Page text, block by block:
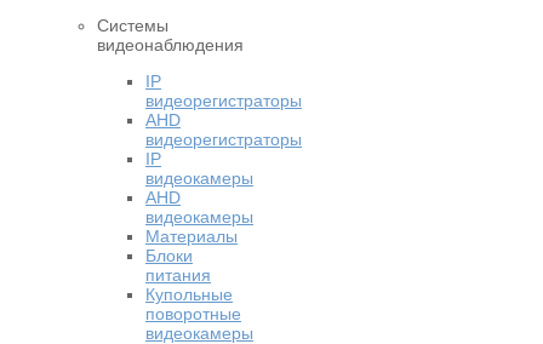
Системы
видеонаблюдения
IP
видеорегистраторы
AHD
видеорегистраторы
IP
видеокамеры
AHD
видеокамеры
Материалы
Блоки
питания
Купольные
поворотные
видеокамеры